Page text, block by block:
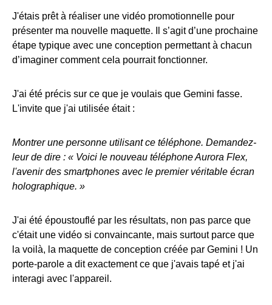
J'étais prêt à réaliser une vidéo promotionnelle pour
présenter ma nouvelle maquette. Il s’agit d’une prochaine
étape typique avec une conception permettant à chacun
d’imaginer comment cela pourrait fonctionner.
J'ai été précis sur ce que je voulais que Gemini fasse.
L'invite que j'ai utilisée était :
Montrer une personne utilisant ce téléphone. Demandez-
leur de dire : « Voici le nouveau téléphone Aurora Flex,
l'avenir des smartphones avec le premier véritable écran
holographique. »
J'ai été époustouflé par les résultats, non pas parce que
c'était une vidéo si convaincante, mais surtout parce que
la voilà, la maquette de conception créée par Gemini ! Un
porte-parole a dit exactement ce que j'avais tapé et j'ai
interagi avec l'appareil.